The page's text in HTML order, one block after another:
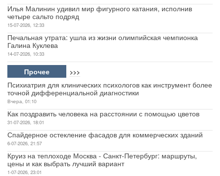
Илья Малинин удивил мир фигурного катания, исполнив
четыре сальто подряд
15-07-2026, 12:33
Печальная утрата: ушла из жизни олимпийская чемпионка
Галина Куклева
14-07-2026, 10:33
Прочее >>>
Психиатрия для клинических психологов как инструмент более
точной дифференциальной диагностики
Вчера, 01:10
Как поздравить человека на расстоянии с помощью цветов
31-07-2026, 18:01
Спайдерное остекление фасадов для коммерческих зданий
6-07-2026, 21:57
Круиз на теплоходе Москва - Санкт-Петербург: маршруты,
цены и как выбрать лучший вариант
1-07-2026, 23:01